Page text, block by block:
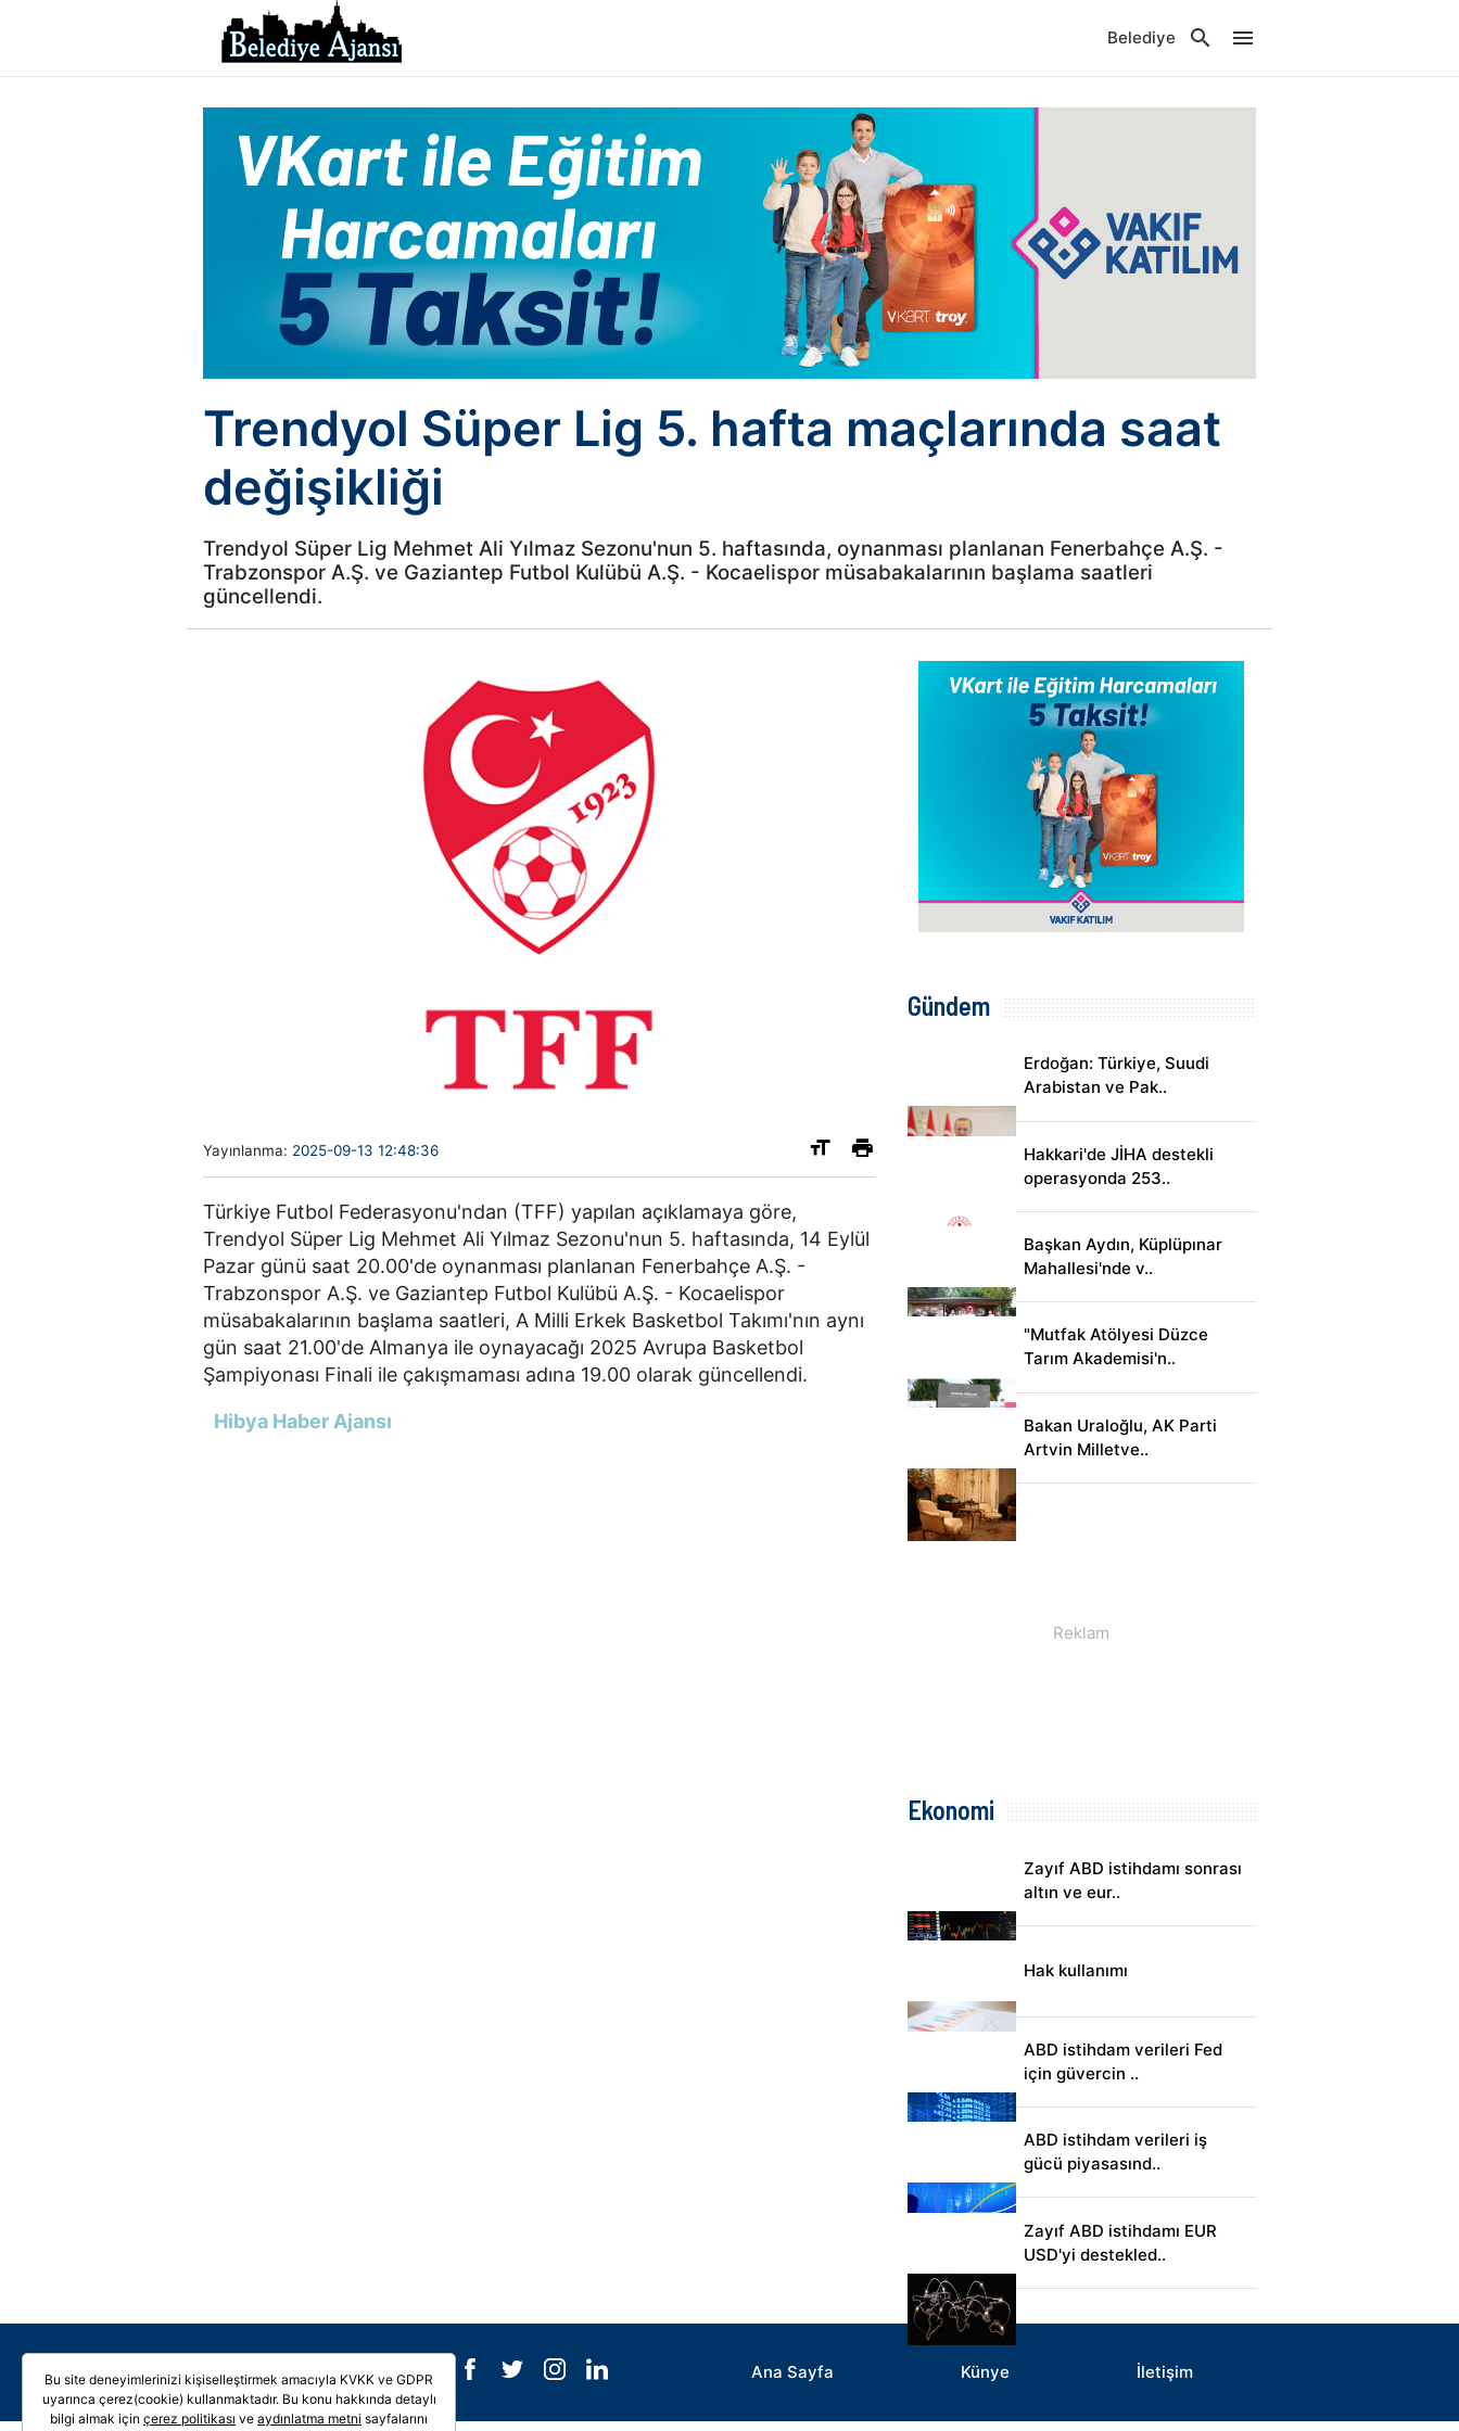
Belediye
Trendyol Süper Lig 5. hafta maçlarında saat
değişikliği
Trendyol Süper Lig Mehmet Ali Yılmaz Sezonu'nun 5. haftasında, oynanması planlanan Fenerbahçe A.Ş. -
Trabzonspor A.Ş. ve Gaziantep Futbol Kulübü A.Ş. - Kocaelispor müsabakalarının başlama saatleri
güncellendi.
Yayınlanma: 2025-09-13 12:48:36
Türkiye Futbol Federasyonu'ndan (TFF) yapılan açıklamaya göre,
Trendyol Süper Lig Mehmet Ali Yılmaz Sezonu'nun 5. haftasında, 14 Eylül
Pazar günü saat 20.00'de oynanması planlanan Fenerbahçe A.Ş. -
Trabzonspor A.Ş. ve Gaziantep Futbol Kulübü A.Ş. - Kocaelispor
müsabakalarının başlama saatleri, A Milli Erkek Basketbol Takımı'nın aynı
gün saat 21.00'de Almanya ile oynayacağı 2025 Avrupa Basketbol
Şampiyonası Finali ile çakışmaması adına 19.00 olarak güncellendi.
Hibya Haber Ajansı
Gündem
Erdoğan: Türkiye, Suudi
Arabistan ve Pak..
Hakkari'de JİHA destekli
operasyonda 253..
Başkan Aydın, Küplüpınar
Mahallesi'nde v..
"Mutfak Atölyesi Düzce
Tarım Akademisi'n..
Bakan Uraloğlu, AK Parti
Artvin Milletve..
Ekonomi
Zayıf ABD istihdamı sonrası
altın ve eur..
Hak kullanımı
ABD istihdam verileri Fed
için güvercin ..
ABD istihdam verileri iş
gücü piyasasınd..
Zayıf ABD istihdamı EUR
USD'yi destekled..
Galeri Video Ana Sayfa Künye İletişim
Bu site deneyimlerinizi kişiselleştirmek amacıyla KVKK ve GDPR
uyarınca çerez(cookie) kullanmaktadır. Bu konu hakkında detaylı
bilgi almak için çerez politikası ve aydınlatma metni sayfalarını